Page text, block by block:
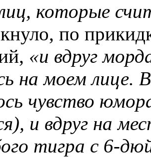
которые
по
«и вдруг
на моем
чувство
и вдруг на
тигра с 6-